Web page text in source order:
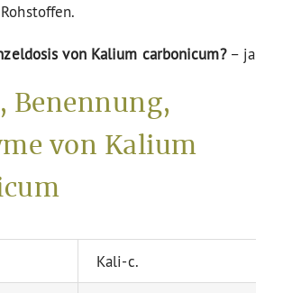
von Kalium carbonicum?– ja
Benennung,
von Kalium
Kali-c.